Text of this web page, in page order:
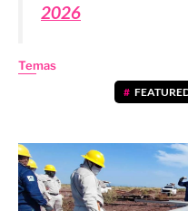
2026
Temas